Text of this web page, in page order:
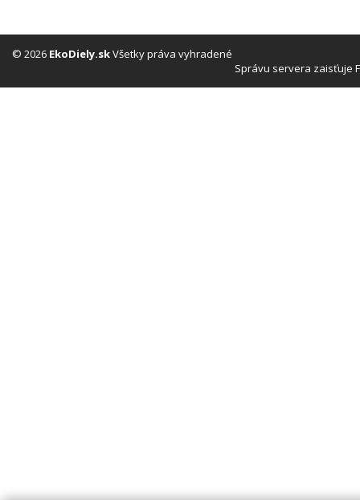
© 2026 EkoDiely.skVšetky práva vyhradené
Správu servera zaisťuje